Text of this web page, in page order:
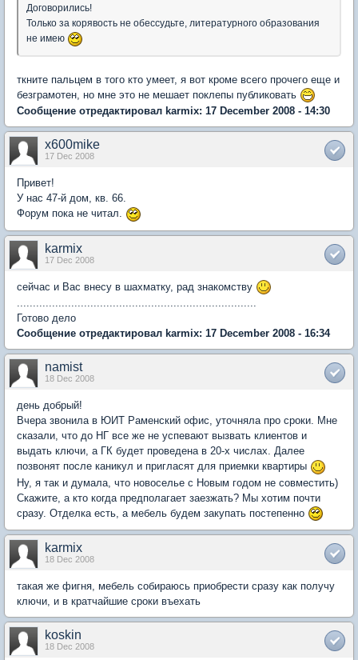
Договорились!
Только за корявость не обессудьте, литературного образования
не имею
ткните пальцем в того кто умеет, я вот кроме всего прочего еще и
безграмотен, но мне это не мешает поклепы публиковать
Сообщение отредактировал karmix: 17 December 2008 - 14:30
x600mike
17 Dec 2008
Привет!
У нас 47-й дом, кв. 66.
Форум пока не читал.
karmix
17 Dec 2008
сейчас и Вас внесу в шахматку, рад знакомству
...........................................................................
Готово дело
Сообщение отредактировал karmix: 17 December 2008 - 16:34
namist
18 Dec 2008
день добрый!
Вчера звонила в ЮИТ Раменский офис, уточняла про сроки. Мне
сказали, что до НГ все же не успевают вызвать клиентов и
выдать ключи, а ГК будет проведена в 20-х числах. Далее
позвонят после каникул и пригласят для приемки квартиры
Ну, я так и думала, что новоселье с Новым годом не совместить)
Скажите, а кто когда предполагает заезжать? Мы хотим почти
сразу. Отделка есть, а мебель будем закупать постепенно
karmix
18 Dec 2008
такая же фигня, мебель собираюсь приобрести сразу как получу
ключи, и в кратчайшие сроки въехать
koskin
18 Dec 2008